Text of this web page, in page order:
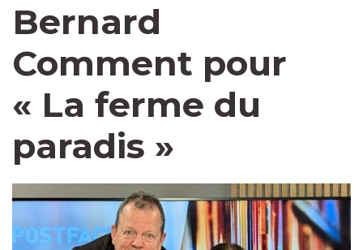
Bernard
Comment pour
« La ferme du
paradis »